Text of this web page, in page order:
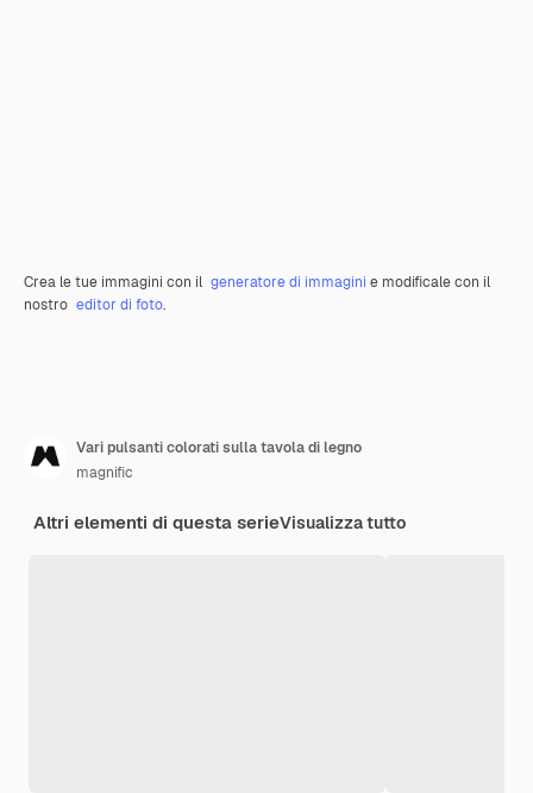
Crea le tue immagini con il generatore di immagini e modificale con il
nostro editor di foto.
Vari pulsanti colorati sulla tavola di legno
magnific
Altri elementi di questa serieVisualizza tutto